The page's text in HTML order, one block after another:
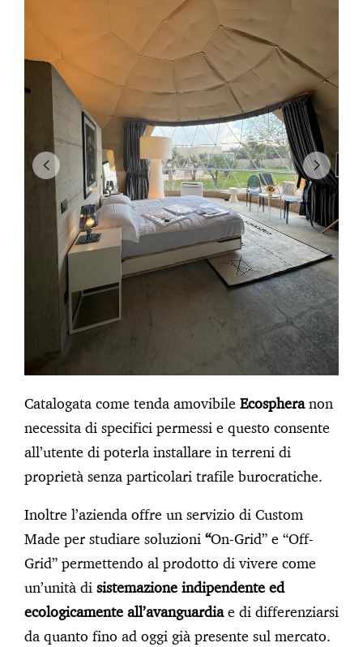
Catalogata come tenda amovibileEcospheranon
necessita di specifici permessi e questo consente
all’utente di poterla installare in terreni di
proprietà senza particolari trafile burocratiche.
Inoltre l’azienda offre un servizio di Custom
Made per studiare soluzioni
On-Grid” e “Off-
un’unità disistemazione indipendente ed
ecologicamente all’avanguardia e di differenziarsi
da quanto fino ad oggi già presente sul mercato.
0